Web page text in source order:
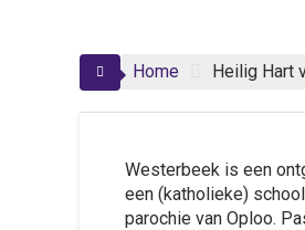
Home Heilig Hart
Westerbeek is een
een (katholieke)
parochie van Oploo.